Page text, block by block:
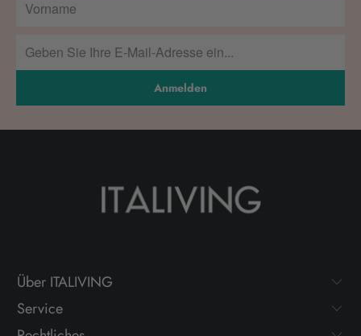
Anmelden
Über ITALIVING
Service